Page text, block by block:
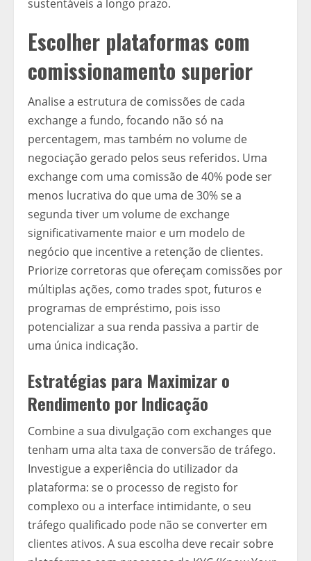
sustentáveis a longo prazo.
Escolher plataformas com
comissionamento superior
Analise a estrutura de comissões de cada
exchange a fundo, focando não só na
percentagem, mas também no volume de
negociação gerado pelos seus referidos. Uma
exchange com uma comissão de 40% pode ser
menos lucrativa do que uma de 30% se a
segunda tiver um volume de exchange
significativamente maior e um modelo de
negócio que incentive a retenção de clientes.
Priorize corretoras que ofereçam comissões por
múltiplas ações, como trades spot, futuros e
programas de empréstimo, pois isso
potencializar a sua renda passiva a partir de
uma única indicação.
Estratégias para Maximizar o
Rendimento por Indicação
Combine a sua divulgação com exchanges que
tenham uma alta taxa de conversão de tráfego.
Investigue a experiência do utilizador da
plataforma: se o processo de registo for
complexo ou a interface intimidante, o seu
tráfego qualificado pode não se converter em
clientes ativos. A sua escolha deve recair sobre